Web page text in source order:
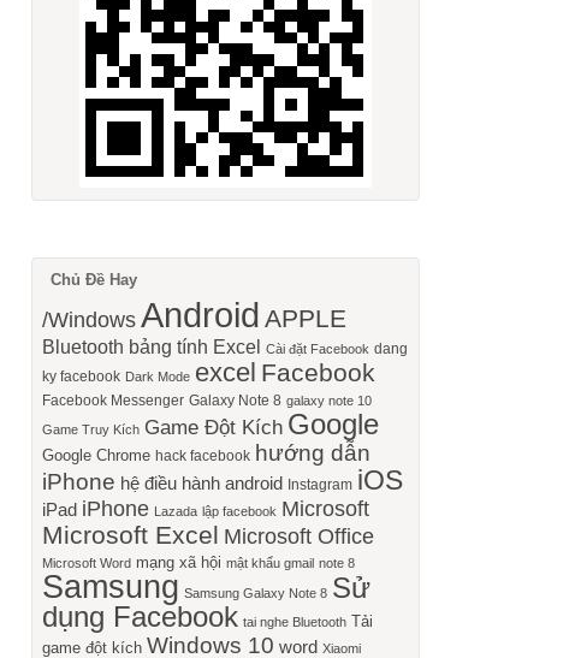
Chủ Đề Hay
/Windows Android APPLE
Bluetooth bảng tính Excel Cài đặt Facebook dang
ky facebook Dark Mode excel Facebook
Facebook Messenger Galaxy Note 8 galaxy note 10
Game Truy Kích Game Đột Kích Google
Google Chrome hack facebook hướng dẫn
iPhone hệ điều hành android Instagram iOS
iPad iPhone Lazada lập facebook Microsoft
Microsoft Excel Microsoft Office
Microsoft Word mạng xã hội mật khẩu gmail note 8
Samsung Samsung Galaxy Note 8 Sử
dụng Facebook tai nghe Bluetooth Tải
game đột kích Windows 10 word Xiaomi